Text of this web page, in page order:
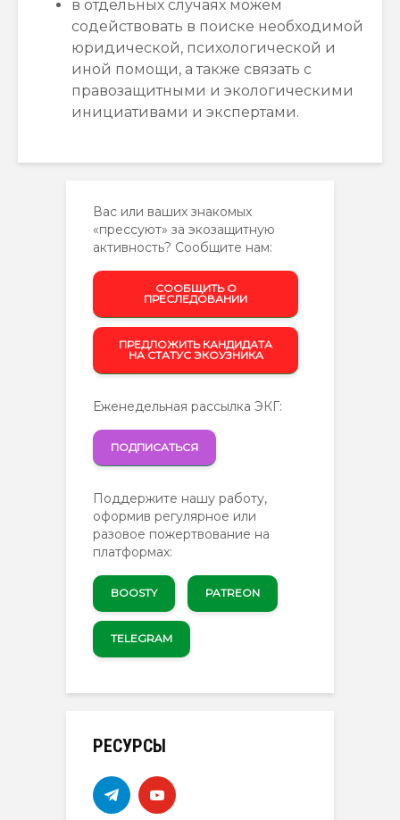
в отдельных случаях можем
содействовать в поиске необходимой
юридической, психологической и
иной помощи, а также связать с
правозащитными и экологическими
инициативами и экспертами.
Вас или ваших знакомых
«прессуют» за экозащитную
активность? Сообщите нам:
СООБЩИТЬ О
ПРЕСЛЕДОВАНИИ
ПРЕДЛОЖИТЬ КАНДИДАТА
НА СТАТУС ЭКОУЗНИКА
Еженедельная рассылка ЭКГ:
ПОДПИСАТЬСЯ
Поддержите нашу работу,
оформив регулярное или
разовое пожертвование на
платформах:
BOOSTY PATREON
TELEGRAM
РЕСУРСЫ